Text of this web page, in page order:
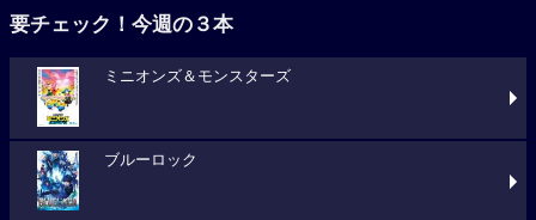
要チェック！今週の３本
ミニオンズ＆モンスターズ
ブルーロック